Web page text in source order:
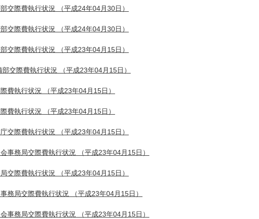
交際費執行状況 （平成24年04月30日）
交際費執行状況 （平成24年04月30日）
交際費執行状況 （平成23年04月15日）
交際費執行状況 （平成23年04月15日）
費執行状況 （平成23年04月15日）
費執行状況 （平成23年04月15日）
交際費執行状況 （平成23年04月15日）
事務局交際費執行状況 （平成23年04月15日）
交際費執行状況 （平成23年04月15日）
務局交際費執行状況 （平成23年04月15日）
事務局交際費執行状況 （平成23年04月15日）